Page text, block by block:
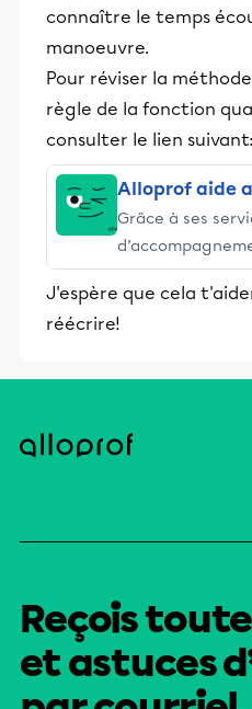
connaître le temps
manoeuvre.
Pour réviser la
règle de la fonction
consulter le lien suivant:
Alloprof aide
Grâce à ses
stimulants,
et leurs parents
éducative.
J'espère que cela
réécrire!
Reçois
et astuces